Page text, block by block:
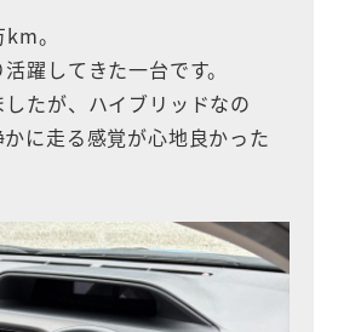
。
躍してきた一台です。
たが、ハイブリッドなの
に走る感覚が心地良かった